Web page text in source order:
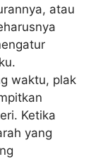
atau
waktu, plak
Ketika
yang